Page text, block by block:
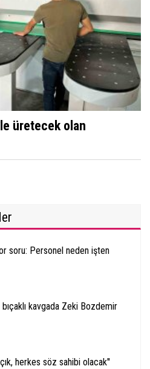
üretecek olan
soru: Personel neden işten
bıçaklı kavgada Zeki Bozdemir
herkes söz sahibi olacak''